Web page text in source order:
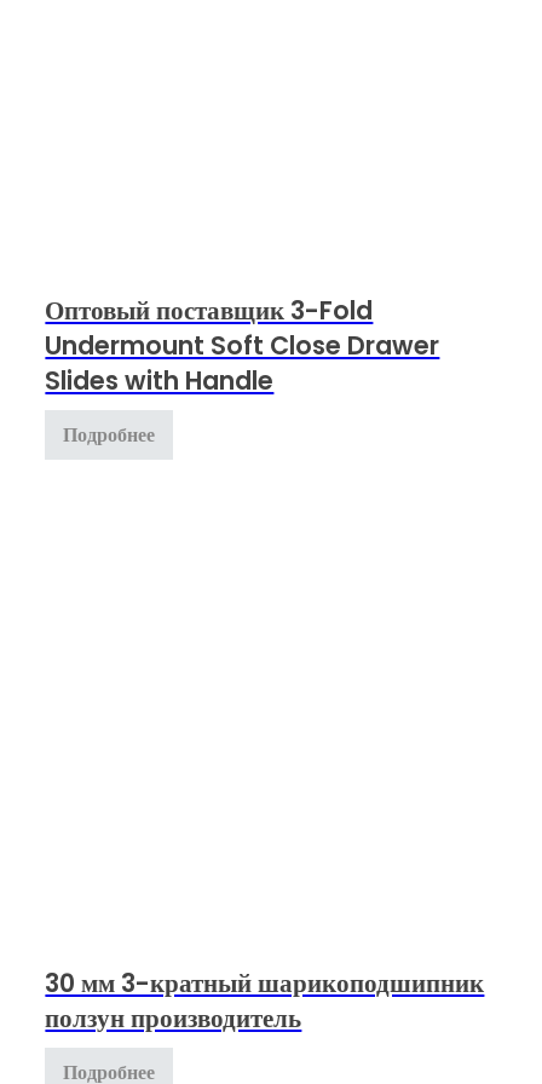
Оптовый поставщик 3-Fold
Undermount Soft Close Drawer
Slides with Handle
Подробнее
30 мм 3-кратный шарикоподшипник
ползун производитель
Подробнее